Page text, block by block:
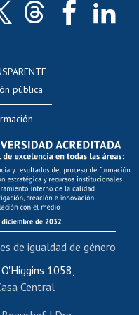
os
interna
pública
1058,
Central
de igualdad de género